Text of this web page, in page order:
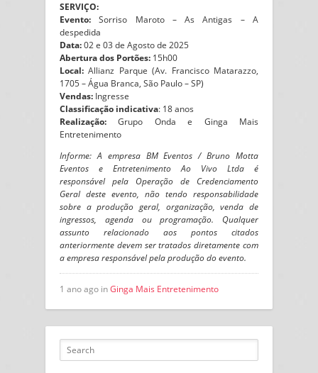
SERVIÇO:
Evento: Sorriso Maroto – As Antigas – A
despedida
Data:02 e 03 de Agosto de 2025
Abertura dos Portões: 15h00
Local: Allianz Parque (Av. Francisco Matarazzo,
1705 – Água Branca, São Paulo – SP)
Vendas: Ingresse
Classificação indicativa: 18 anos
Realização:Grupo Onda e Ginga Mais
Entretenimento
Informe: A empresa BM Eventos / Bruno Motta
Eventos e Entretenimento Ao Vivo Ltda é
responsável pela Operação de Credenciamento
Geral deste evento, não tendo responsabilidade
sobre a produção geral, organização, venda de
ingressos, agenda ou programação. Qualquer
assunto relacionado aos pontos citados
anteriormente devem ser tratados diretamente com
a empresa responsável pela produção do evento.
1 ano ago inGinga Mais Entretenimento